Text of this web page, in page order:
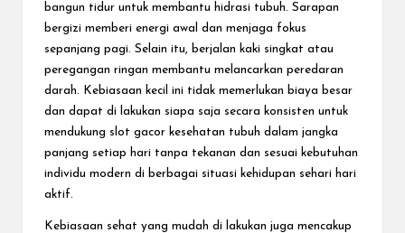
bangun tidur untuk membantu hidrasi tubuh. Sarapan
bergizi memberi energi awal dan menjaga fokus
sepanjang pagi. Selain itu, berjalan kaki singkat atau
peregangan ringan membantu melancarkan peredaran
darah. Kebiasaan kecil ini tidak memerlukan biaya besar
dan dapat di lakukan siapa saja secara konsisten untuk
mendukung slot gacor kesehatan tubuh dalam jangka
panjang setiap hari tanpa tekanan dan sesuai kebutuhan
individu modern di berbagai situasi kehidupan sehari hari
aktif.
Kebiasaan sehat yang mudah di lakukan juga mencakup